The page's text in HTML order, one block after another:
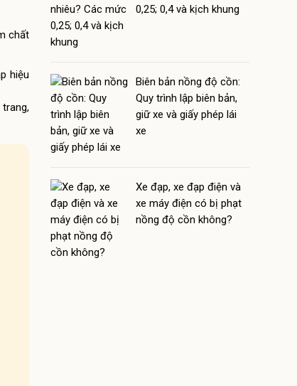
chất
hiệu
0,25; 0,4 và kịch khung
Biên bản nồng độ cồn:
Quy trình lập biên bản,
giữ xe và giấy phép lái
xe
Xe đạp, xe đạp điện và
xe máy điện có bị phạt
nồng độ cồn không?